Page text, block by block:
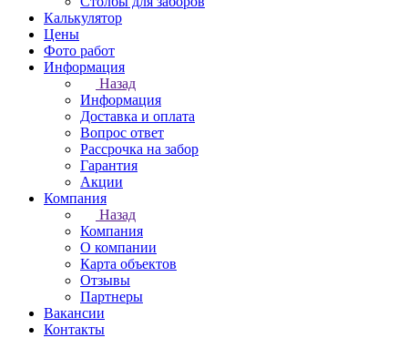
Калькулятор
Цены
Фото работ
Информация
Назад
Информация
Доставка и оплата
Вопрос ответ
Рассрочка на забор
Гарантия
Акции
Компания
Назад
Компания
О компании
Карта объектов
Отзывы
Партнеры
Вакансии
Контакты